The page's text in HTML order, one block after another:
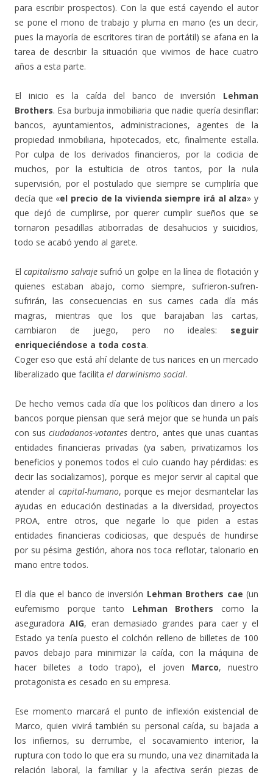
para escribir prospectos). Con la que está cayendo el autor
se pone el mono de trabajo y pluma en mano (es un decir,
pues la mayoría de escritores tiran de portátil) se afana en la
tarea de describir la situación que vivimos de hace cuatro
años a esta parte.
El inicio es la caída del banco de inversión Lehman
Brothers. Esa burbuja inmobiliaria que nadie quería desinflar:
bancos, ayuntamientos, administraciones, agentes de la
propiedad inmobiliaria, hipotecados, etc, finalmente estalla.
Por culpa de los derivados financieros, por la codicia de
muchos, por la estulticia de otros tantos, por la nula
supervisión, por el postulado que siempre se cumpliría que
decía que «el precio de la vivienda siempre irá al alza» y
que dejó de cumplirse, por querer cumplir sueños que se
tornaron pesadillas atiborradas de desahucios y suicidios,
todo se acabó yendo al garete.
Elcapitalismo salvajesufrió un golpe en la línea de flotación y
quienes estaban abajo, como siempre, sufrieron-sufren-
sufrirán, las consecuencias en sus carnes cada día más
magras, mientras que los que barajaban las cartas,
cambiaron de juego, pero no ideales: seguir
enriqueciéndose a toda costa.
Coger eso que está ahí delante de tus narices en un mercado
liberalizado que facilita el darwinismo social.
De hecho vemos cada día que los políticos dan dinero a los
bancos porque piensan que será mejor que se hunda un país
con susciudadanos-votantes dentro, antes que unas cuantas
entidades financieras privadas (ya saben, privatizamos los
beneficios y ponemos todos el culo cuando hay pérdidas: es
decir las socializamos), porque es mejor servir al capital que
atender al capital-humano, porque es mejor desmantelar las
ayudas en educación destinadas a la diversidad, proyectos
PROA, entre otros, que negarle lo que piden a estas
entidades financieras codiciosas, que después de hundirse
por su pésima gestión, ahora nos toca reflotar, talonario en
mano entre todos.
El día que el banco de inversión Lehman Brothers cae (un
eufemismo porque tanto Lehman Brothers como la
aseguradora AIG, eran demasiado grandes para caer y el
Estado ya tenía puesto el colchón relleno de billetes de 100
pavos debajo para minimizar la caída, con la máquina de
hacer billetes a todo trapo), el joven Marco, nuestro
protagonista es cesado en su empresa.
Ese momento marcará el punto de inflexión existencial de
Marco, quien vivirá también su personal caída, su bajada a
los infiernos, su derrumbe, el socavamiento interior, la
ruptura con todo lo que era su mundo, una vez dinamitada la
relación laboral, la familiar y la afectiva serán piezas de